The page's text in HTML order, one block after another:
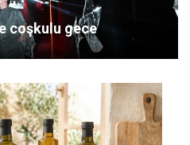
coşkulu gece